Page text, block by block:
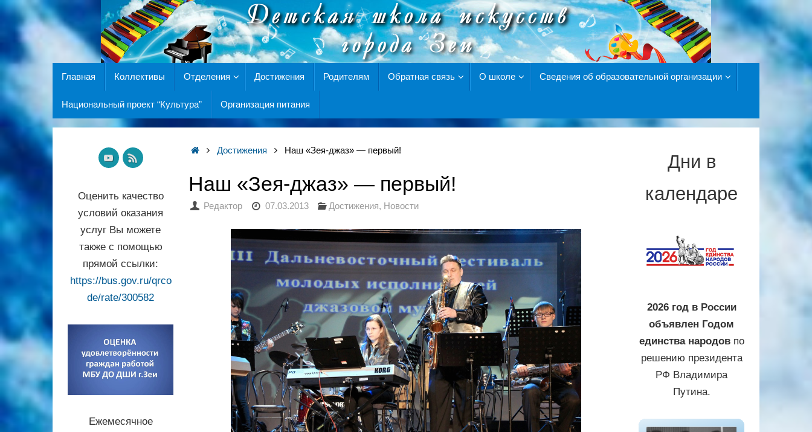
Главная Коллективы Отделения Достижения Родителям Обратная связь О школе Сведения об образовательной организации
Национальный проект “Культура” Организация питания
Достижения Наш «Зея-джаз» — первый!
Наш «Зея-джаз» — первый!
Редактор 07.03.2013 Достижения, Новости
Оценить качество
условий оказания
услуг Вы можете
также с помощью
прямой ссылки:
https://bus.gov.ru/qrco
de/rate/300582
Ежемесячное
Дни в
календаре
2026 год в России
объявлен Годом
единства народовпо
решению президента
РФ Владимира
Путина.